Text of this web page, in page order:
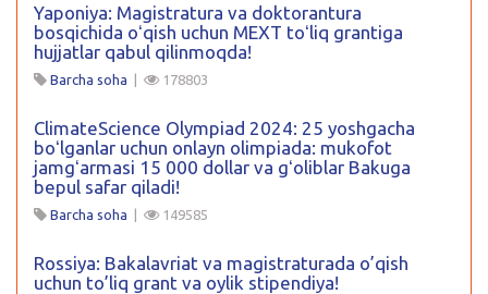
Yaponiya: Magistratura va doktorantura
bosqichida oʻqish uchun MEXT toʻliq grantiga
hujjatlar qabul qilinmoqda!
Barcha soha | 178803
ClimateScience Olympiad 2024: 25 yoshgacha
boʻlganlar uchun onlayn olimpiada: mukofot
jamgʻarmasi 15 000 dollar va gʻoliblar Bakuga
bepul safar qiladi!
Barcha soha | 149585
Rossiya: Bakalavriat va magistraturada o’qish
uchun to’liq grant va oylik stipendiya!